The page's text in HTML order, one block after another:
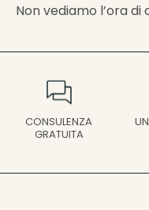
Non vediamo l’ora
CONSULENZA
GRATUITA